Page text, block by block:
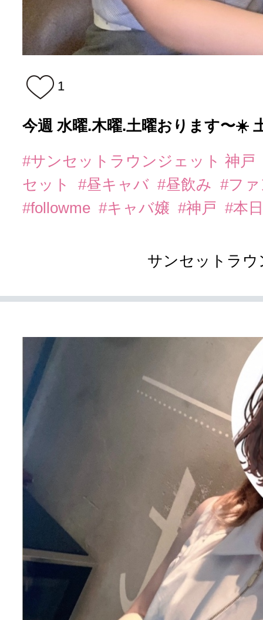
1
今週 水曜.木曜.土曜おります〜☀️
#サンセットラウンジェット 神戸
セット
#昼キャバ #昼飲み #フ
#followme #キャバ嬢 #神戸 #本
サンセットラ